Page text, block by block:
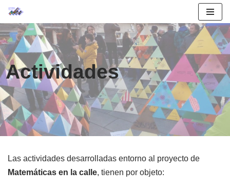
Saltar
al
contenido
Actividades
Las actividades desarrolladas entorno al proyecto de
Matemáticas en la calle, tienen por objeto: